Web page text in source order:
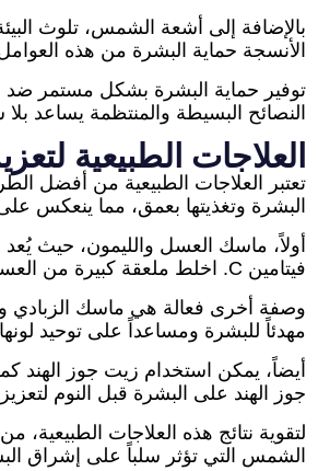
بالإضافة إلى أشعة الشمس، تلوث
الأنسجة حماية البشرة من هذه
توفير حماية البشرة بشكل مستمر ضد
النصائح البسيطة والمنتظمة يساعد
العلاجات الطبيعية
تعتبر العلاجات الطبيعية من أفضل
البشرة وتغذيتها بعمق، مما ينعكس
أولاً، ماسك العسل والليمون، حيث
فيتامين C. اخلط ملعقة كبيرة من العسل مع بضع قطرات من عصير الليمون وضع الخليط على الوجه لمدة 15 دقيقة قبل الغسل بالماء الفاتر.
وصفة أخرى فعالة هي ماسك الزبادي
مهدئاً للبشرة ومساعداً على توحيد لونها.
أيضاً، يمكن استخدام زيت جوز
جوز الهند على البشرة قبل النوم
لتقوية نتائج هذه العلاجات الطبيعية،
الشمس التي تؤثر سلباً على إشراق